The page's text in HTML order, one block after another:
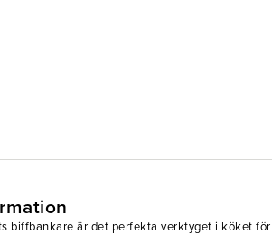
biffbankare är det perfekta verktyget i köket